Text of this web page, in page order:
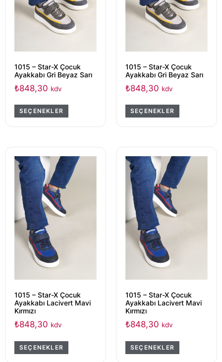
1015 – Star-X Çocuk
Ayakkabı Gri Beyaz Sarı
₺848,30 kdv
SEÇENEKLER
1015 – Star-X Çocuk
Ayakkabı Gri Beyaz Sarı
₺848,30 kdv
SEÇENEKLER
1015 – Star-X Çocuk
Ayakkabı Lacivert Mavi
Kırmızı
₺848,30 kdv
SEÇENEKLER
1015 – Star-X Çocuk
Ayakkabı Lacivert Mavi
Kırmızı
₺848,30 kdv
SEÇENEKLER